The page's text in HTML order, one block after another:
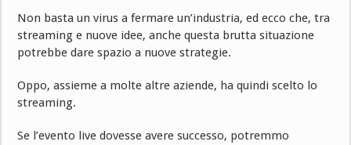
Non basta un virus a fermare un’industria, ed ecco che, tra
streaming e nuove idee, anche questa brutta situazione
potrebbe dare spazio a nuove strategie.
Oppo, assieme a molte altre aziende, ha quindi scelto lo
streaming.
Se l’evento live dovesse avere successo, potremmo